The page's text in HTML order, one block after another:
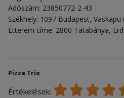
Adószám: 23850772-2-43
Székhely: 1097 Budapest, Vaskapu
Étterem címe: 2800 Tatabánya,
Pizza Trio
Értékelések: